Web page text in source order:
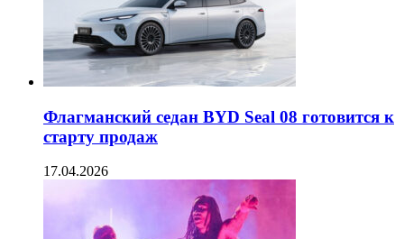
Флагманский седан BYD Seal 08 готовится к
старту продаж
17.04.2026